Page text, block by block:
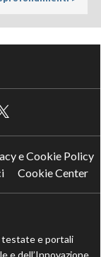
e Cookie Policy
Cookie Center
testate e portali
e dell’Innovazione